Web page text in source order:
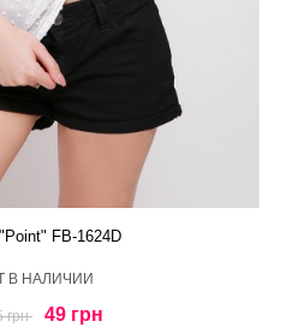
FB-1624D
В НАЛИЧИИ
грн 49 грн